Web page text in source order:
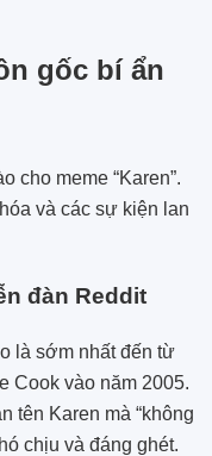
gốc bí ẩn
cho meme “Karen”.
và các sự kiện lan
đàn Reddit
là sớm nhất đến từ
Cook vào năm 2005.
tên Karen mà “không
chịu và đáng ghét.